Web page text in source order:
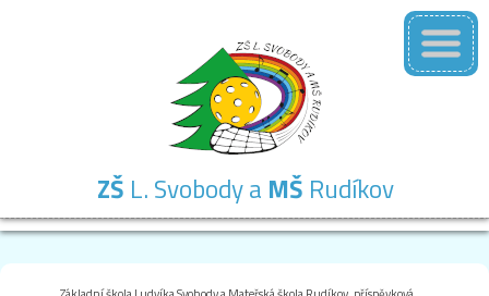
ZŠ L. Svobody a MŠ Rudíkov